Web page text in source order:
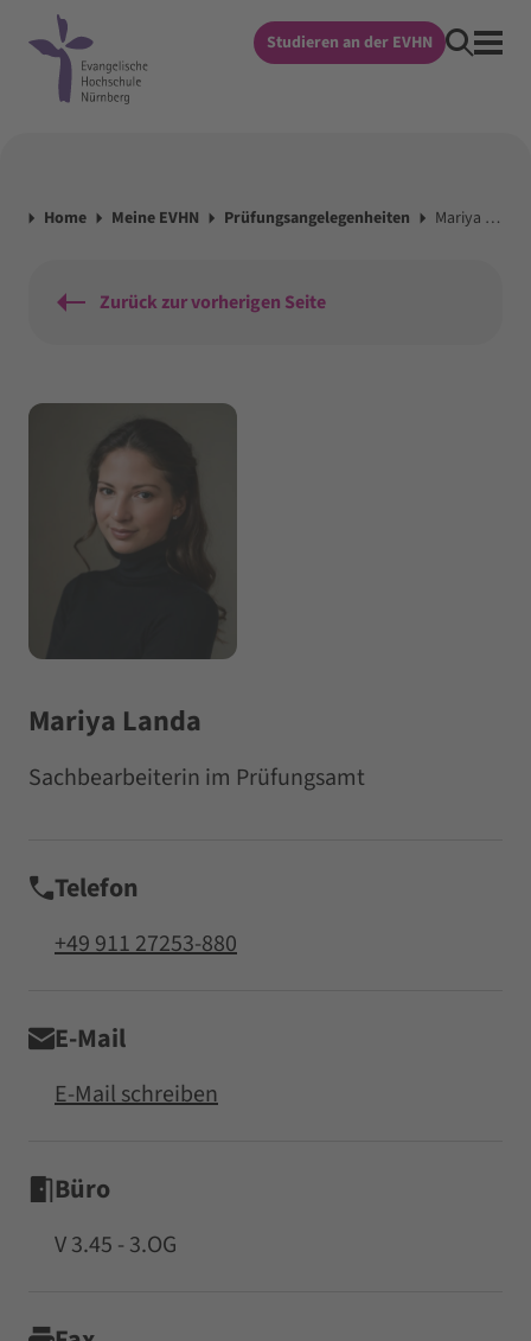
Studieren an der EVHN
Home Meine EVHN Prüfungsangelegenheiten Mariya Landa
Zurück zur vorherigen Seite
Mariya Landa
Sachbearbeiterin im Prüfungsamt
Telefon
+49 911 27253-880
E-Mail
E-Mail schreiben
Büro
V 3.45 - 3.OG